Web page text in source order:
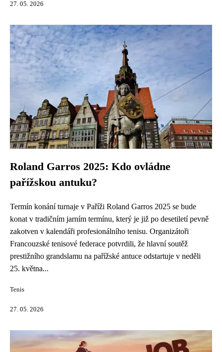
27. 05. 2026
Roland Garros 2025: Kdo ovládne
pařížskou antuku?
Termín konání turnaje v Paříži Roland Garros 2025 se bude
konat v tradičním jarním termínu, který je již po desetiletí pevně
zakotven v kalendáři profesionálního tenisu. Organizátoři
Francouzské tenisové federace potvrdili, že hlavní soutěž
prestižního grandslamu na pařížské antuce odstartuje v neděli
25. května...
Tenis
27. 05. 2026